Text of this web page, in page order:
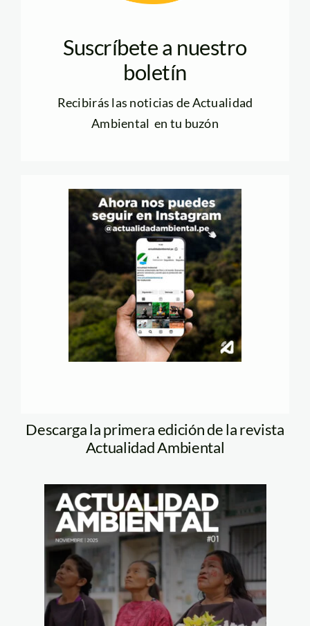
Suscríbete a nuestro
boletín
Recibirás las noticias de Actualidad
Ambiental en tu buzón
Descarga la primera edición de la revista
Actualidad Ambiental